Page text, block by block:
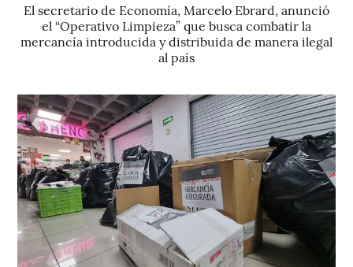
El secretario de Economía, Marcelo Ebrard, anunció
el “Operativo Limpieza” que busca combatir la
mercancía introducida y distribuida de manera ilegal
al país